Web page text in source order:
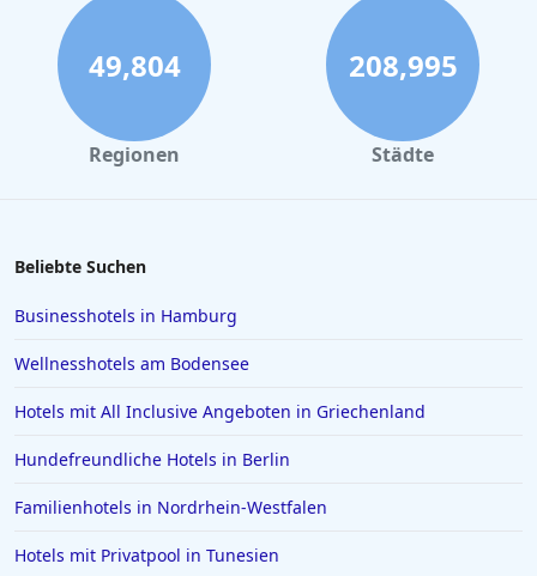
Hotels in London
Hotels in Heidelberg
Hotels in Timmendorfer Strand
Hotels im Harz
Hotels in Barcelona
Hotels in Zell am See
Hotels in Würzburg
Hotels in Borkum
49,804
Regionen
208,995
Städte
Beliebte Suchen
Businesshotels in Hamburg
Wellnesshotels am Bodensee
Hotels mit All Inclusive Angeboten in Griechenland
Hundefreundliche Hotels in Berlin
Familienhotels in Nordrhein-Westfalen
Hotels mit Privatpool in Tunesien